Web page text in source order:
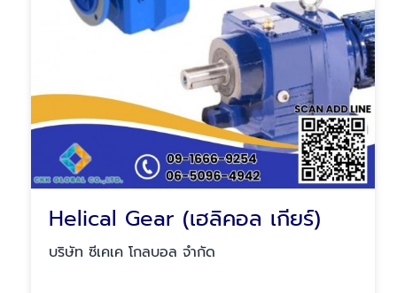
Helical Gear (เฮลิคอล เกียร์)
บริษัท ซีเคเค โกลบอล จำกัด